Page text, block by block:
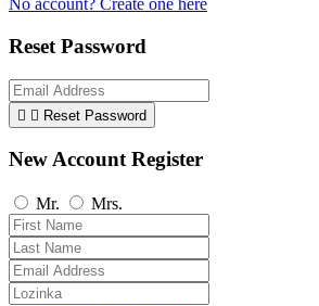
No account? Create one here
Reset Password
  Reset Password
New Account Register
Mr. Mrs.